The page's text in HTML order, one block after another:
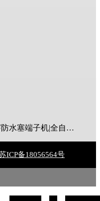
全自动穿胶壳端子机|全自动穿防水塞端子机|全自动穿热缩管端子机|全自动穿护套端子机|全自动穿号码管端子机|全自动端子机|全自动穿防水栓端子机|端子压着机|端子压接机|静音端子机|多芯线端子机|护套线端子机|全自动排线端子机|新能源大平方压接机|电脑剥线机|自动剥线机|裁线机|剥线机
ICP备18056564号